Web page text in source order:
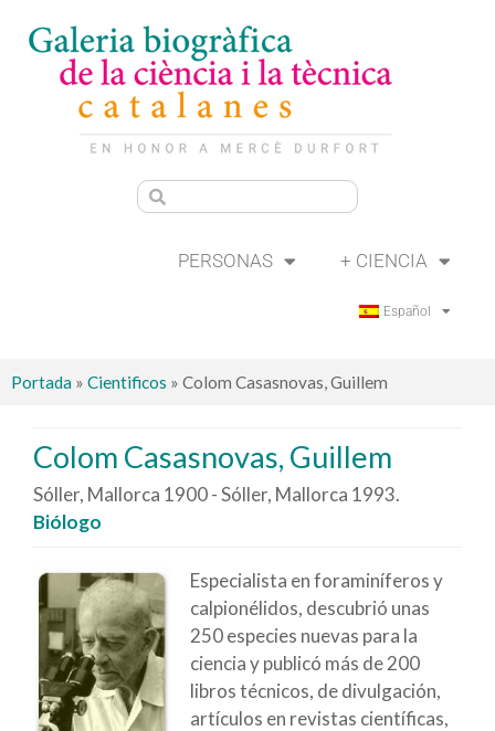
PERSONAS + CIENCIA
Español
Portada » Cientificos » Colom Casasnovas, Guillem
Colom Casasnovas, Guillem
Sóller, Mallorca 1900 - Sóller, Mallorca 1993.
Biólogo
Especialista en foraminíferos y
calpionélidos, descubrió unas
250 especies nuevas para la
ciencia y publicó más de 200
libros técnicos, de divulgación,
artículos en revistas científicas,